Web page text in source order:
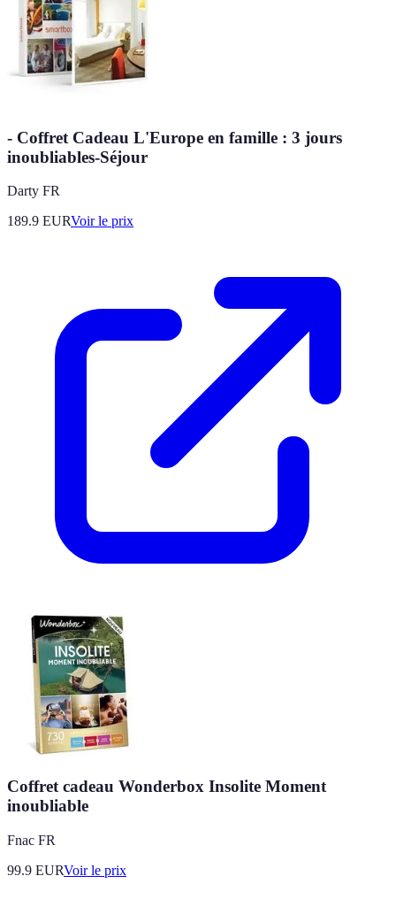
- Coffret Cadeau L'Europe en famille : 3 jours
inoubliables-Séjour
Darty FR
189.9 EURVoir le prix
Coffret cadeau Wonderbox Insolite Moment
inoubliable
Fnac FR
99.9 EURVoir le prix